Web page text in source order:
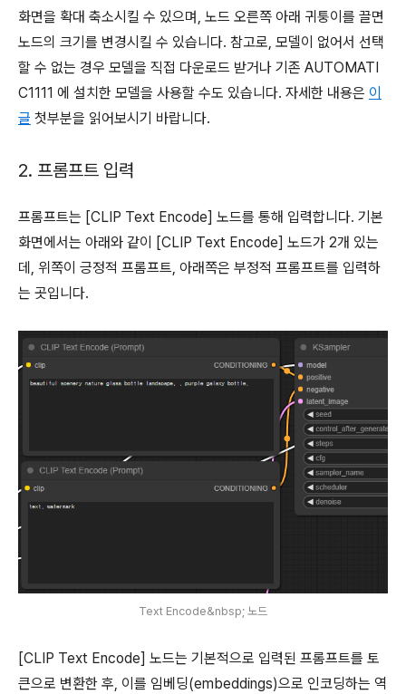
화면을 확대 축소시킬 수 있으며, 노드 오른쪽 아래 귀퉁이를 끌면
노드의 크기를 변경시킬 수 있습니다. 참고로, 모델이 없어서 선택
할 수 없는 경우 모델을 직접 다운로드 받거나 기존 AUTOMATI
C1111 에 설치한 모델을 사용할 수도 있습니다. 자세한 내용은 이
글 첫부분을 읽어보시기 바랍니다.
2. 프롬프트 입력
프롬프트는 [CLIP Text Encode] 노드를 통해 입력합니다. 기본
화면에서는 아래와 같이 [CLIP Text Encode] 노드가 2개 있는
데, 위쪽이 긍정적 프롬프트, 아래쪽은 부정적 프롬프트를 입력하
는 곳입니다.
Text Encode&nbsp; 노드
[CLIP Text Encode] 노드는 기본적으로 입력된 프롬프트를 토
큰으로 변환한 후, 이를 임베딩(embeddings)으로 인코딩하는 역